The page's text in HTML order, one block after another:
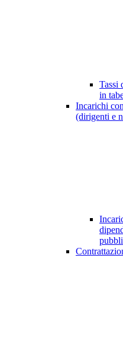
Tassi
in
Incarichi
(dirigenti e